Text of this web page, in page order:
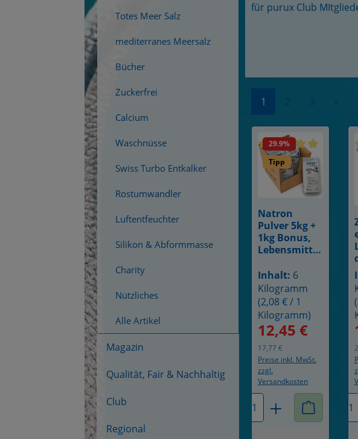
Totes Meer Salz
mediterranes Meersalz
Bücher
Zuckerfrei
Calcium
Waschnüsse
Swiss Turbo Entkalker
Rostumwandler
Luftentfeuchter
Silikon & Abformmasse
Charity
Nützliches
Alle Artikel
Magazin
Qualität, Fair & Nachhaltig
Club
Regional
für purux Club
Seite
1
29.9%
Tipp
Durchschnittliche
Details
Natron
Pulver 5kg +
1kg Bonus,
Lebensmittel
nachhaltig
verpackt,
Back Soda
Inhalt: 6
Kilogramm
(2,08 € / 1
Kilogramm)
Verkaufspreis:
12,45 €
Regulärer
17,77 €
Preise inkl. MwSt.
zzgl.
Versandkosten
Produkt